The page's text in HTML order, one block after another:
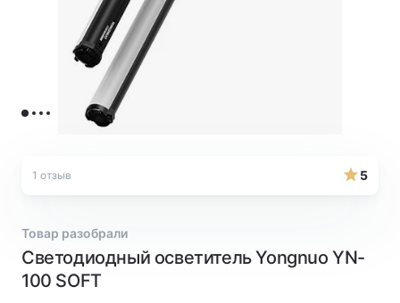
5
1 отзыв
Товар разобрали
Светодиодный осветитель Yongnuo YN-
100 SOFT